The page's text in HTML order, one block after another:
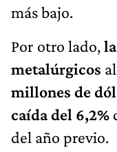
más bajo.
Por otro lado,
metalúrgicos
millones de
caída del 6,2%
del año previo.